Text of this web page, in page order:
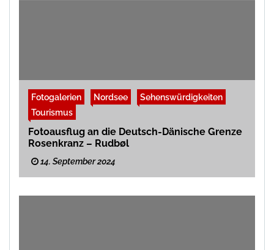
Fotogalerien Nordsee
Sehenswürdigkeiten
Tourismus
Fotoausflug an die Deutsch-Dänische Grenze
Rosenkranz – Rudbøl
14. September 2024